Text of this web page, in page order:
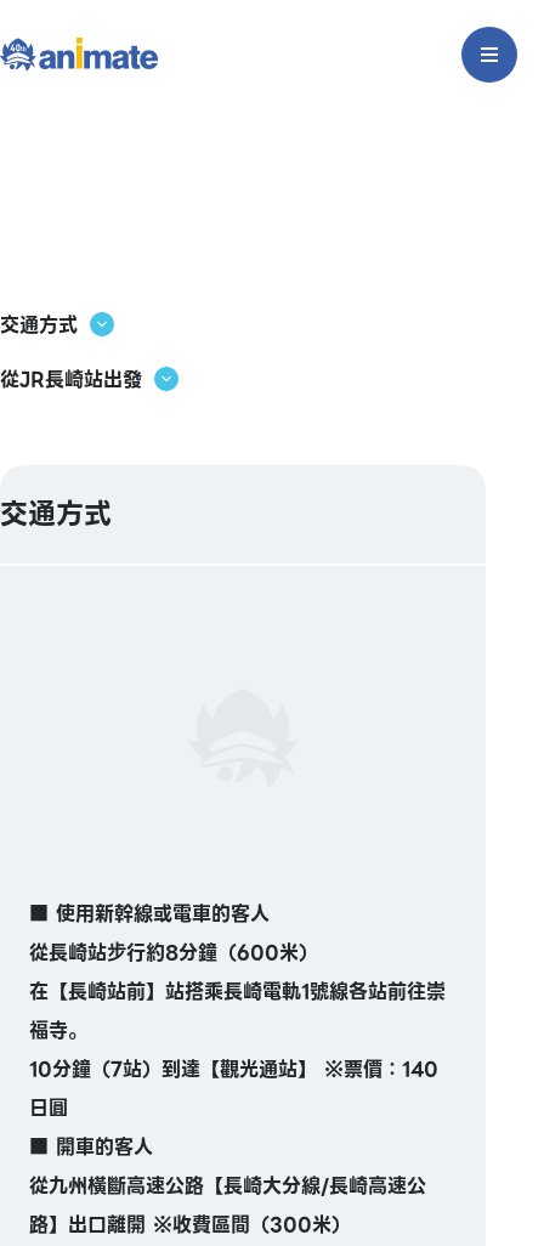
交通方式
從JR長崎站出發
交通方式
■ 使用新幹線或電車的客人
從長崎站步行約8分鐘（600米）
在【長崎站前】站搭乘長崎電軌1號線各站前往崇
福寺。
10分鐘（7站）到達【觀光通站】 ※票價：140
日圓
■ 開車的客人
從九州橫斷高速公路【長崎大分線/長崎高速公
路】出口離開 ※收費區間（300米）